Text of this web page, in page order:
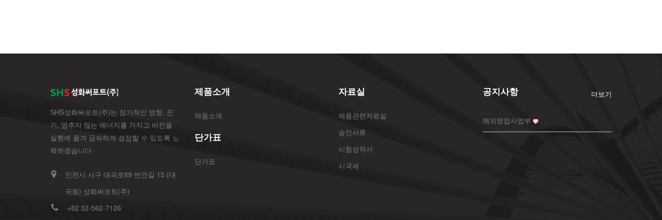
SHS성화써포트(주)는 장기적인 방향, 끈
기, 멈추지 않는 에너지를 가지고 비전을
실행에 옮겨 급속하게 성장할 수 있도록 노
력하겠습니다
인천시 서구 대곡로89 번안길 15 (대
곡동) 성화써포트(주)
+82 32-562-7126
제품소개
제품소개
단가표
단가표
자료실
제품관련자료실
승인서류
시험성적서
시국세
공지사항
해외영업사업부
더보기